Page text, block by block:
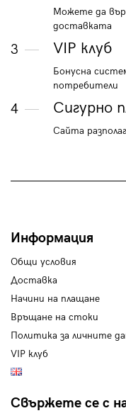
Можете да
доставката
3 VIP клуб
Бонусна
потребители
4 Сигурно
Сайта
Информация
Общи условия
Доставка
Начини на плащане
Връщане на стоки
Политика за личните
VIP клуб
Свържете се с